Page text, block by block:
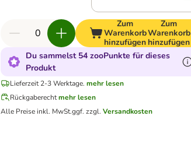
Zum
Warenkorb
hinzufügen
Zum
Warenkorb
hinzufügen
Du sammelst 54 zooPunkte für dieses
Produkt
Lieferzeit 2-3 Werktage. mehr lesen
Rückgaberecht mehr lesen
Alle Preise inkl. MwSt.ggf. zzgl. Versandkosten